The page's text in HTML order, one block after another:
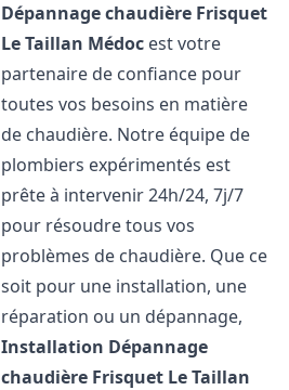
Dépannage chaudière Frisquet
Le Taillan Médoc est votre
partenaire de confiance pour
toutes vos besoins en matière
de chaudière. Notre équipe de
plombiers expérimentés est
prête à intervenir 24h/24, 7j/7
pour résoudre tous vos
problèmes de chaudière. Que ce
soit pour une installation, une
réparation ou un dépannage,
Installation Dépannage
chaudière Frisquet Le Taillan